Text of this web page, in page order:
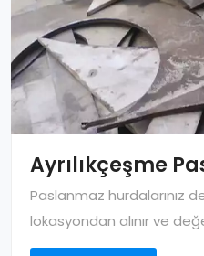
Ayrılıkçeşme
Paslanmaz hurdalarınız
lokasyondan alınır ve